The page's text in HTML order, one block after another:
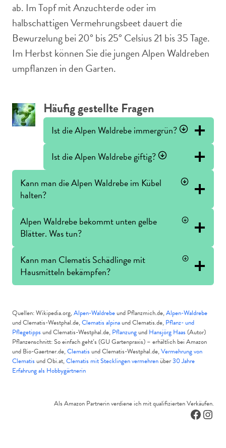
ab. Im Topf mit Anzuchterde oder im
halbschattigen Vermehrungsbeet dauert die
Bewurzelung bei 20° bis 25° Celsius 21 bis 35 Tage.
Im Herbst können Sie die jungen Alpen Waldreben
umpflanzen in den Garten.
Häufig gestellte Fragen
Ist die Alpen Waldrebe immergrün?
Ist die Alpen Waldrebe giftig?
Kann man die Alpen Waldrebe im Kübel
halten?
Alpen Waldrebe bekommt unten gelbe
Blätter. Was tun?
Kann man Clematis Schädlinge mit
Hausmitteln bekämpfen?
Quellen: Wikipedia.org,Alpen-Waldrebeund Pflanzmich.de,Alpen-Waldrebe
und Clematis-Westphal.de,Clematis alpinaund Clematis.de, Pflanz- und
Pflegetipps und Clematis-Westphal.de, Pflanzungund Hansjörg Haas (Autor)
Pflanzenschnitt: So einfach geht’s (GU Gartenpraxis) – erhältlich bei Amazon
und Bio-Gaertner.de,Clematis und Clematis-Westphal.de,Vermehrung von
Clematis und Obi.at,Clematis mit Stecklingen vermehrenüber30 Jahre
Erfahrung als Hobbygärtnerin
Als Amazon Partnerin verdiene ich mit qualifizierten Verkäufen.